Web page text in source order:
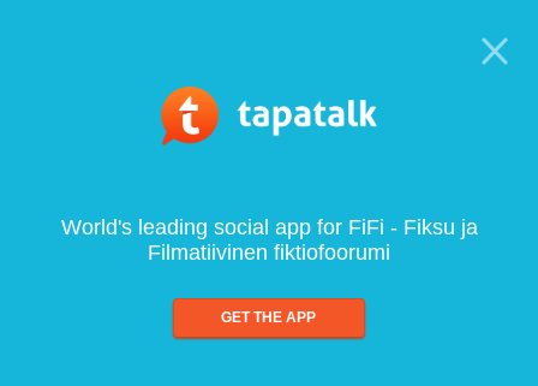
World's leading social app for FiFi - Fiksu ja
Filmatiivinen fiktiofoorumi
GET THE APP